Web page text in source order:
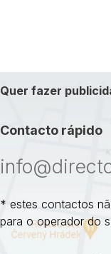
Quer fazer
Contacto rápido
* estes contactos
para o operador do